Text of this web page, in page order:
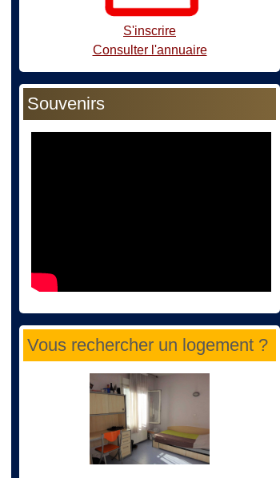
S'inscrire
Consulter l'annuaire
Souvenirs
Vous rechercher un logement ?